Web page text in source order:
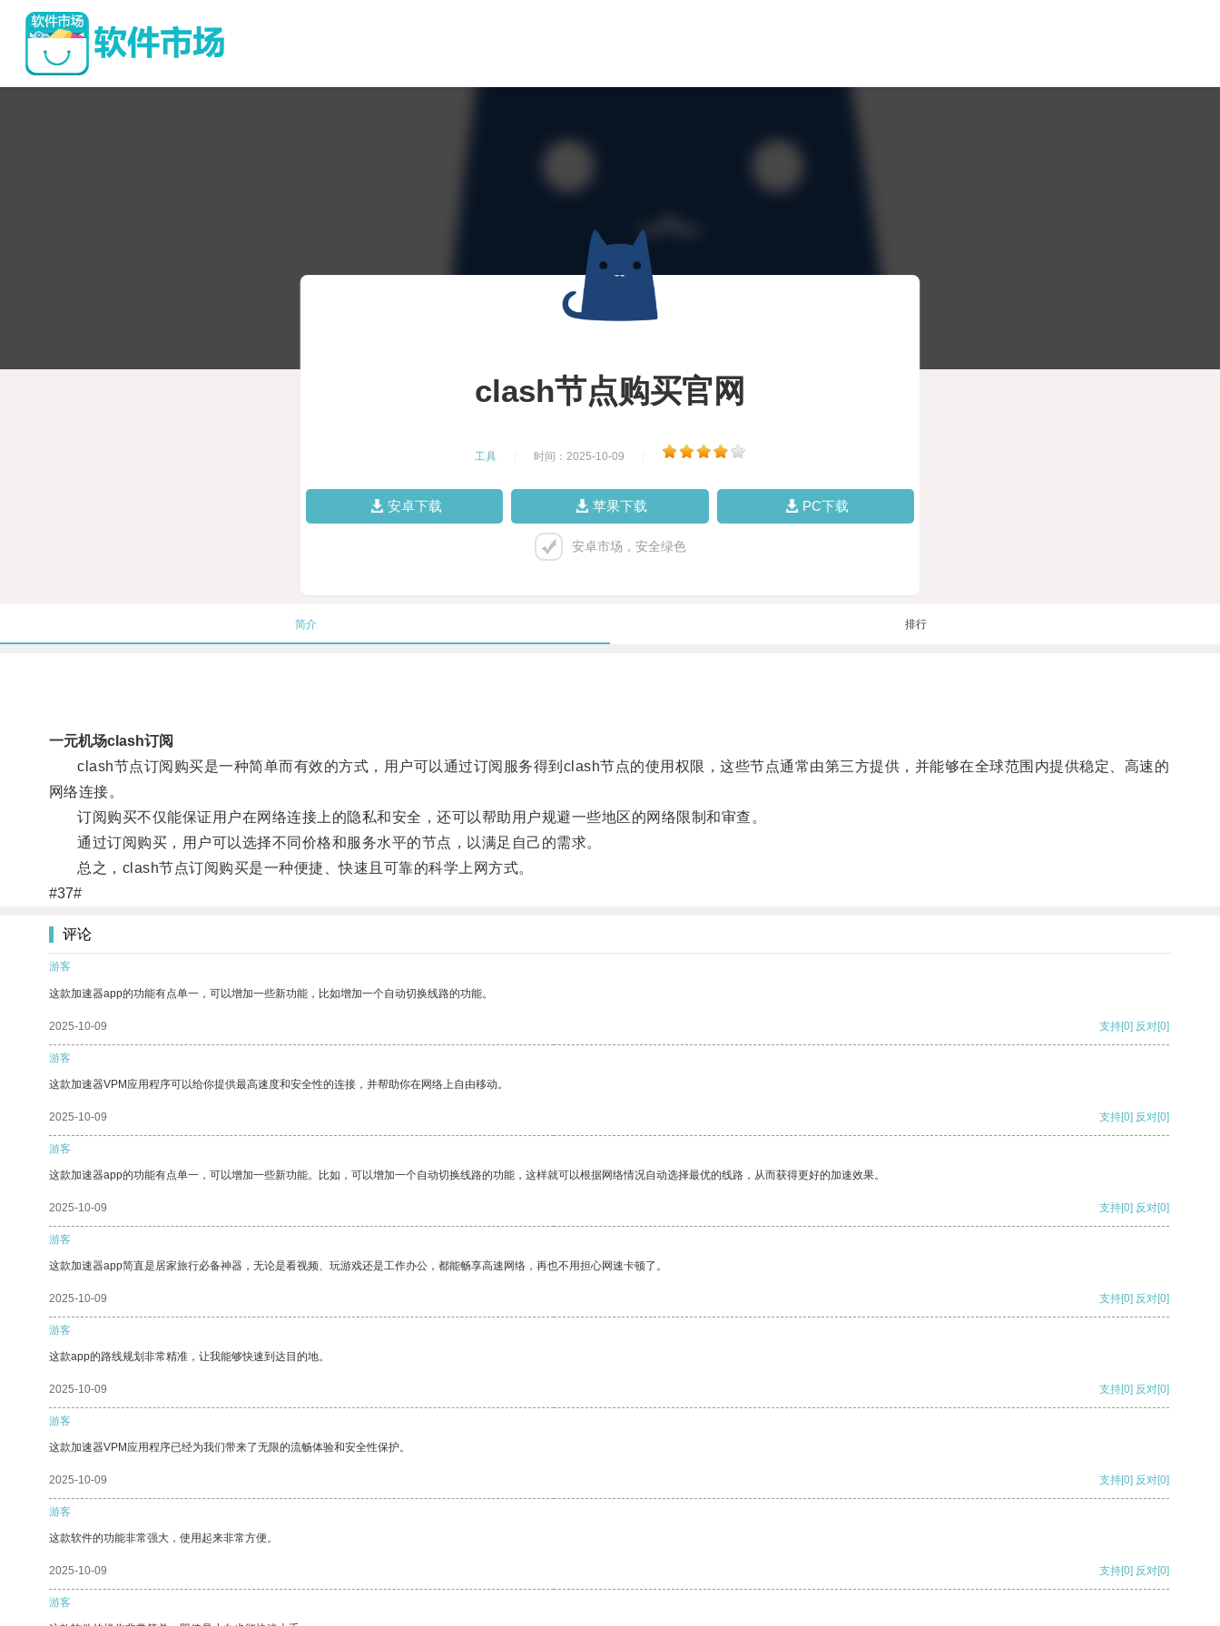
clash节点购买官网
工具 时间：2025-10-09
安卓下载 苹果下载 PC下载
安卓市场，安全绿色
简介 排行
一元机场clash订阅
clash节点订阅购买是一种简单而有效的方式，用户可以通过订阅服务得到clash节点的使用权限，这些节点通常由第三方提供，并能够在全球范围内提供稳定、高速的
网络连接。
订阅购买不仅能保证用户在网络连接上的隐私和安全，还可以帮助用户规避一些地区的网络限制和审查。
通过订阅购买，用户可以选择不同价格和服务水平的节点，以满足自己的需求。
总之，clash节点订阅购买是一种便捷、快速且可靠的科学上网方式。
#37#
评论
游客
这款加速器app的功能有点单一，可以增加一些新功能，比如增加一个自动切换线路的功能。
2025-10-09 支持[0] 反对[0]
游客
这款加速器VPM应用程序可以给你提供最高速度和安全性的连接，并帮助你在网络上自由移动。
2025-10-09 支持[0] 反对[0]
游客
这款加速器app的功能有点单一，可以增加一些新功能。比如，可以增加一个自动切换线路的功能，这样就可以根据网络情况自动选择最优的线路，从而获得更好的加速效果。
2025-10-09 支持[0] 反对[0]
游客
这款加速器app简直是居家旅行必备神器，无论是看视频、玩游戏还是工作办公，都能畅享高速网络，再也不用担心网速卡顿了。
2025-10-09 支持[0] 反对[0]
游客
这款app的路线规划非常精准，让我能够快速到达目的地。
2025-10-09 支持[0] 反对[0]
游客
这款加速器VPM应用程序已经为我们带来了无限的流畅体验和安全性保护。
2025-10-09 支持[0] 反对[0]
游客
这款软件的功能非常强大，使用起来非常方便。
2025-10-09 支持[0] 反对[0]
游客